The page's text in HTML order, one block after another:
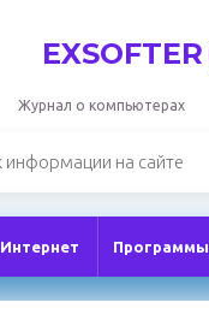
EXSOFTER
Журнал о компьютерах
Интернет Программы